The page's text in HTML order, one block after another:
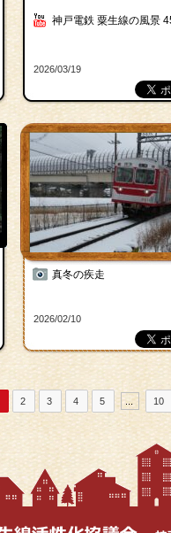
神戸電鉄 粟生線の風景
2026/03/19
真冬の疾走
2026/02/10
2 3 4 5 ... 10